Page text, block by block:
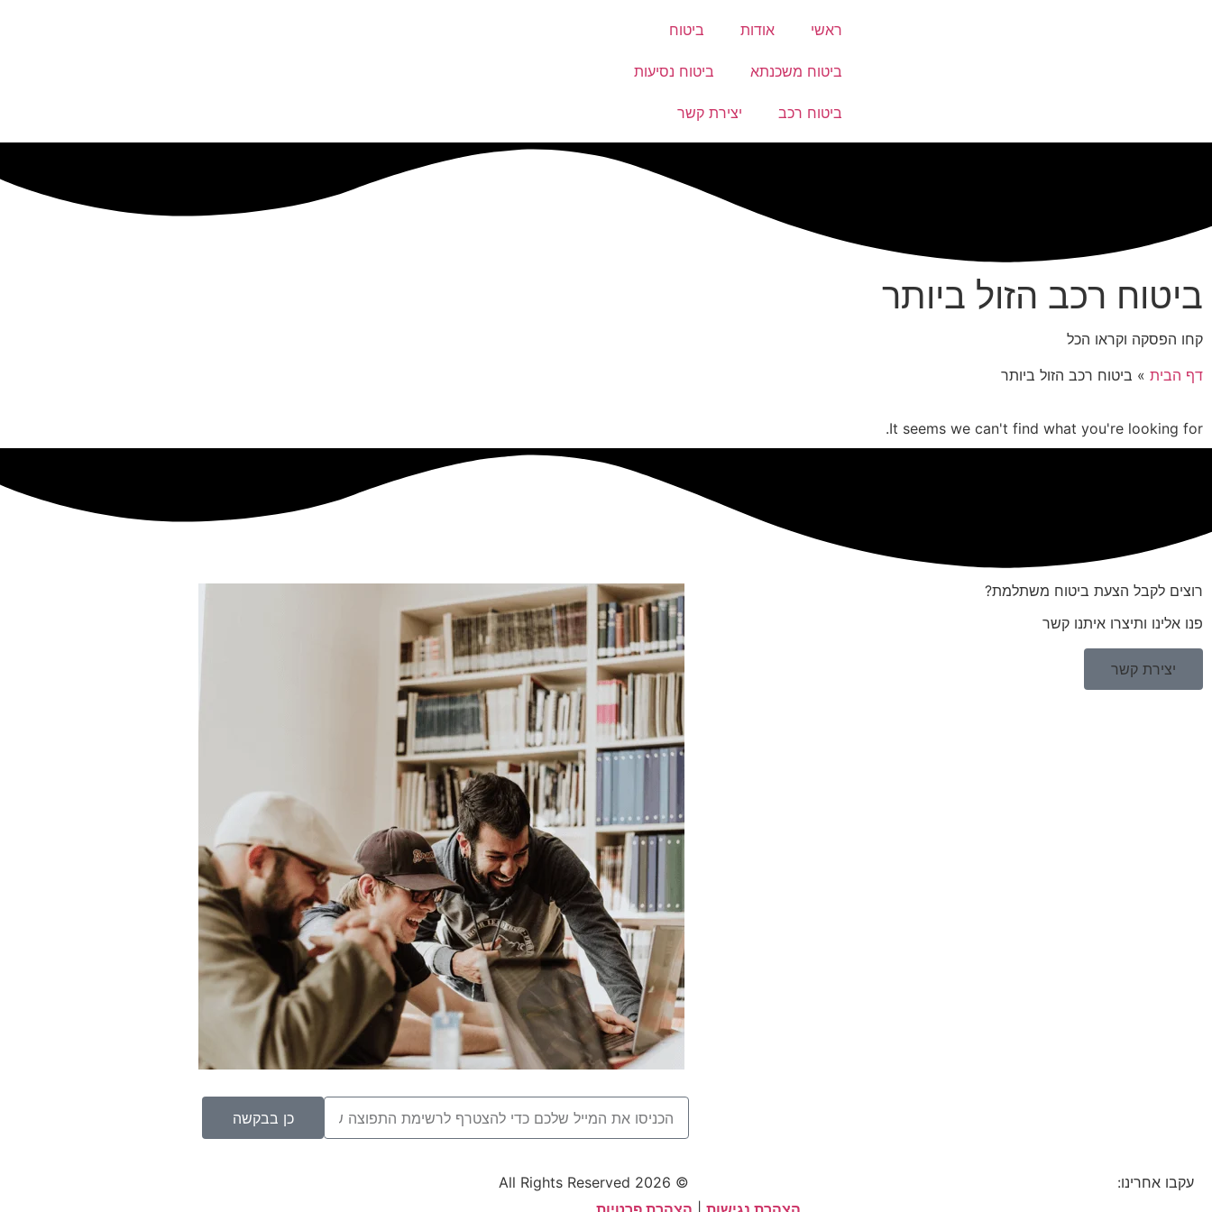
ראשי אודות ביטוח
ביטוח משכנתא ביטוח נסיעות
ביטוח רכב יצירת קשר
ביטוח רכב הזול ביותר
קחו הפסקה וקראו הכל
דף הבית » ביטוח רכב הזול ביותר
It seems we can't find what you're looking for.
רוצים לקבל הצעת ביטוח משתלמת?
פנו אלינו ותיצרו איתנו קשר
יצירת קשר
כן בבקשה
עקבו אחרינו:
© 2026 All Rights Reserved